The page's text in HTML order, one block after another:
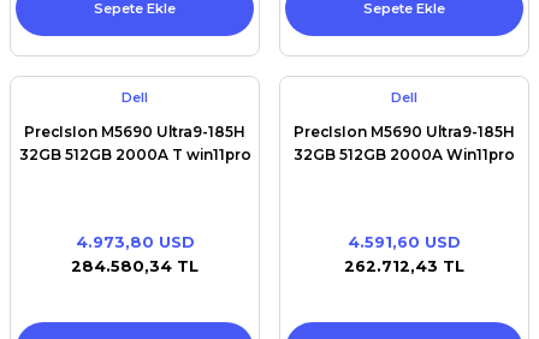
Sepete Ekle Sepete Ekle
Dell
PrecIsIon M5690 Ultra9-185H
32GB 512GB 2000A T win11pro
4.973,80 USD
284.580,34 TL
Dell
PrecIsIon M5690 Ultra9-185H
32GB 512GB 2000A Win11pro
4.591,60 USD
262.712,43 TL